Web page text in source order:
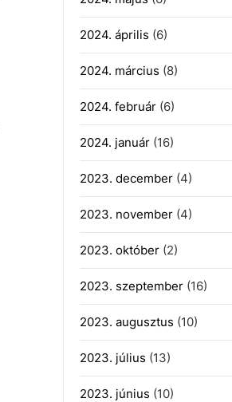
2024. április (6)
2024. március (8)
2024. február(6)
2024. január(16)
2023. december(4)
2023. november(4)
2023. október(2)
2023. szeptember(16)
2023. augusztus (10)
2023. július (13)
2023. június (10)